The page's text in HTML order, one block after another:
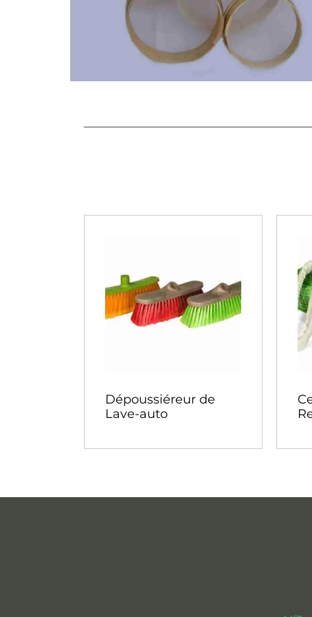
Dépoussiéreur de
Lave-auto